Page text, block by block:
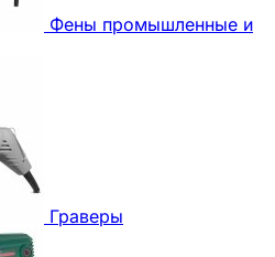
Фены промышленные и
Граверы